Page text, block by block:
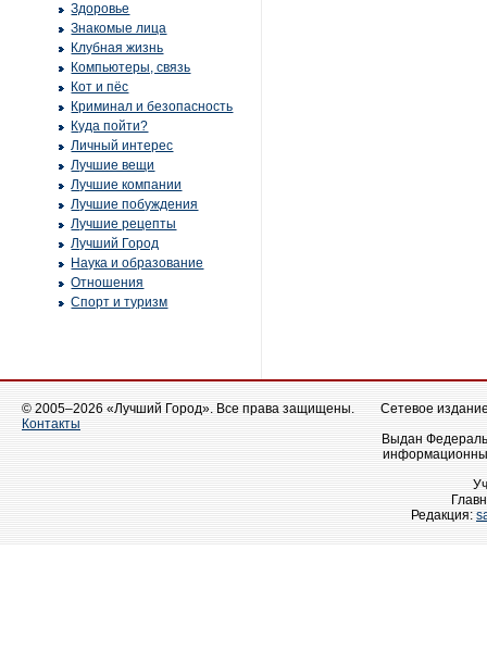
Здоровье
Знакомые лица
Клубная жизнь
Компьютеры, связь
Кот и пёс
Криминал и безопасность
Куда пойти?
Личный интерес
Лучшие вещи
Лучшие компании
Лучшие побуждения
Лучшие рецепты
Лучший Город
Наука и образование
Отношения
Спорт и туризм
© 2005–2026 «Лучший Город». Все права защищены.
Контакты
Сетевое
Выдан
Редакция: